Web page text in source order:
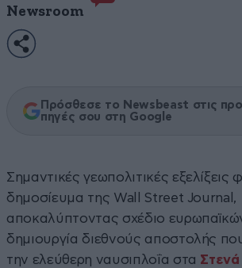
Newsroom
Πρόσθεσε το Newsbeast στις
πηγές σου στη Google
Σημαντικές γεωπολιτικές εξελίξεις
δημοσίευμα της Wall Street Journal,
αποκαλύπτοντας σχέδιο
δημιουργία διεθνούς αποστολής
την ελεύθερη ναυσιπλοΐα στα